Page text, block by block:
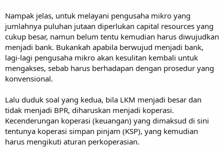
Nampak jelas, untuk melayani pengusaha mikro yang
jumlahnya puluhan jutaan diperlukan capital resources yang
cukup besar, namun belum tentu kemudian harus diwujudkan
menjadi bank. Bukankah apabila berwujud menjadi bank,
lagi-lagi pengusaha mikro akan kesulitan kembali untuk
mengakses, sebab harus berhadapan dengan prosedur yang
konvensional.
Lalu duduk soal yang kedua, bila LKM menjadi besar dan
tidak menjadi BPR, diharuskan menjadi koperasi.
Kecenderungan koperasi (keuangan) yang dimaksud di sini
tentunya koperasi simpan pinjam (KSP), yang kemudian
harus mengikuti aturan perkoperasian.